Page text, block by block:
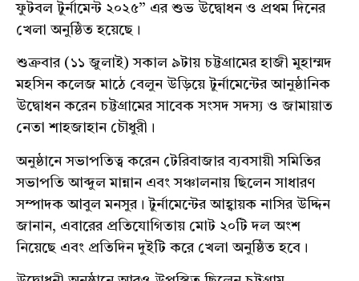
ফুটবল টুর্নামেন্ট ২০২৫” এর শুভ উদ্বোধন ও প্রথম দিনের
খেলা অনুষ্ঠিত হয়েছে।
শুক্রবার (১১ জুলাই) সকাল ৯টায় চট্টগ্রামের হাজী মুহাম্মদ
মহসিন কলেজ মাঠে বেলুন উড়িয়ে টুর্নামেন্টের আনুষ্ঠানিক
উদ্বোধন করেন চট্টগ্রামের সাবেক সংসদ সদস্য ও জামায়াত
নেতা শাহজাহান চৌধুরী।
অনুষ্ঠানে সভাপতিত্ব করেন টেরিবাজার ব্যবসায়ী সমিতির
সভাপতি আব্দুল মান্নান এবং সঞ্চালনায় ছিলেন সাধারণ
সম্পাদক আবুল মনসুর। টুর্নামেন্টের আহ্বায়ক নাসির উদ্দিন
জানান, এবারের প্রতিযোগিতায় মোট ২০টি দল অংশ
নিয়েছে এবং প্রতিদিন দুইটি করে খেলা অনুষ্ঠিত হবে।